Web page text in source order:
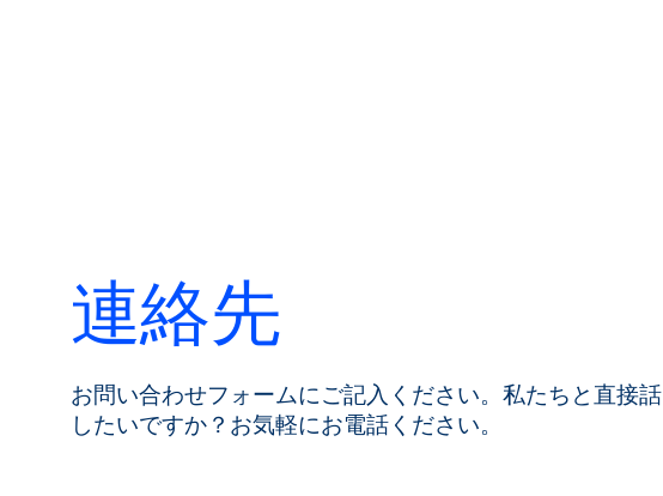
製品紹介
市場
サービス＆サポー
連絡先
お問い合わせフォームにご記入ください。私たちと直接話
したいですか？お気軽にお電話ください。